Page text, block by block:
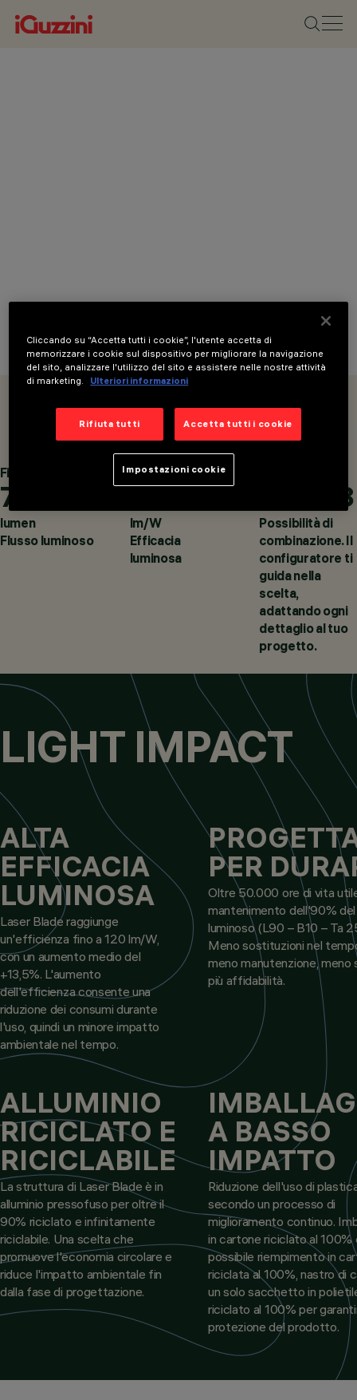
LUCI E FARETTI DA
INCASSO MONO E
Fino a
7.400
lumen
Flusso luminoso
Fino a
120
lm/W
Efficacia
luminosa
16.898
Possibilità di
combinazione. Il
configuratore ti
guida nella
scelta,
adattando ogni
dettaglio al tuo
progetto.
LIGHT IMPACT
ALTA
EFFICACIA
LUMINOSA
Laser Blade raggiunge
un'efficienza fino a 120 lm/W,
con un aumento medio del
+13,5%. L'aumento
dell'efficienza consente una
riduzione dei consumi durante
l'uso, quindi un minore impatto
ambientale nel tempo.
PER
Oltre 50.000 ore di vita
mantenimento dell'90%
luminoso (L90 – B10 – Ta
Meno sostituzioni nel
meno manutenzione, meno
più affidabilità.
ALLUMINIO
RICICLATO E
RICICLABILE
La struttura di Laser Blade è in
alluminio pressofuso per oltre il
90% riciclato e infinitamente
riciclabile. Una scelta che
promuove l'economia circolare e
riduce l'impatto ambientale fin
dalla fase di progettazione.
A BASSO
IMPATTO
Riduzione dell'uso di
secondo un processo di
miglioramento continuo.
in cartone riciclato al 100%
possibile riempimento in
riciclata al 100%, nastro di
un solo sacchetto in
riciclato al 100% per
protezione del prodotto.
Cliccando su “Accetta tutti i cookie”, l'utente accetta di
memorizzare i cookie sul dispositivo per migliorare la navigazione
del sito, analizzare l'utilizzo del sito e assistere nelle nostre attività
di marketing.
Ulteriori informazioni
Rifiuta tutti Accetta tutti i cookie
Impostazioni cookie